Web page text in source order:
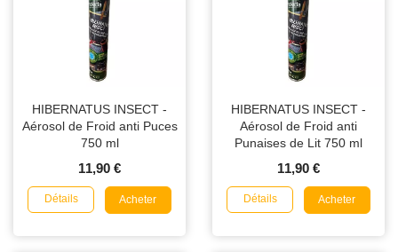
HIBERNATUS INSECT -
Aérosol de Froid anti Puces
750 ml
11,90 €
Détails Acheter
HIBERNATUS INSECT -
Aérosol de Froid anti
Punaises de Lit 750 ml
11,90 €
Détails Acheter